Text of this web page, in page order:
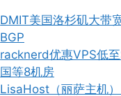
DMIT美国洛杉矶大带
BGP
racknerd优惠VPS低
国等8机房
LisaHost（丽萨主机